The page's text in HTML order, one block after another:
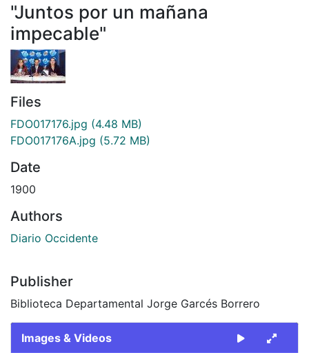
"Juntos por un mañana
impecable"
Files
FDO017176.jpg (4.48 MB)
FDO017176A.jpg (5.72 MB)
Date
1900
Authors
Diario Occidente
Publisher
Biblioteca Departamental Jorge Garcés Borrero
Images & Videos